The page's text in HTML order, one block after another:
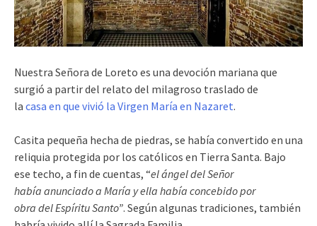
Nuestra Señora de Loreto es una devoción mariana que
surgió a partir del relato del milagroso traslado de
la casa en que vivió la Virgen María en Nazaret.
Casita pequeña hecha de piedras, se había convertido en una
reliquia protegida por los católicos en Tierra Santa. Bajo
ese techo, a fin de cuentas, “el ángel del Señor
había anunciado a María y ella había concebido por
obra del Espíritu Santo”. Según algunas tradiciones, también